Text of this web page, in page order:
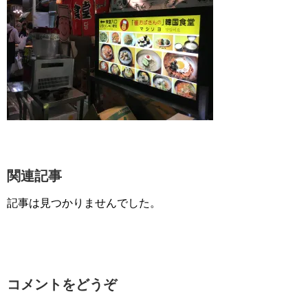
関連記事
記事は見つかりませんでした。
コメントをどうぞ